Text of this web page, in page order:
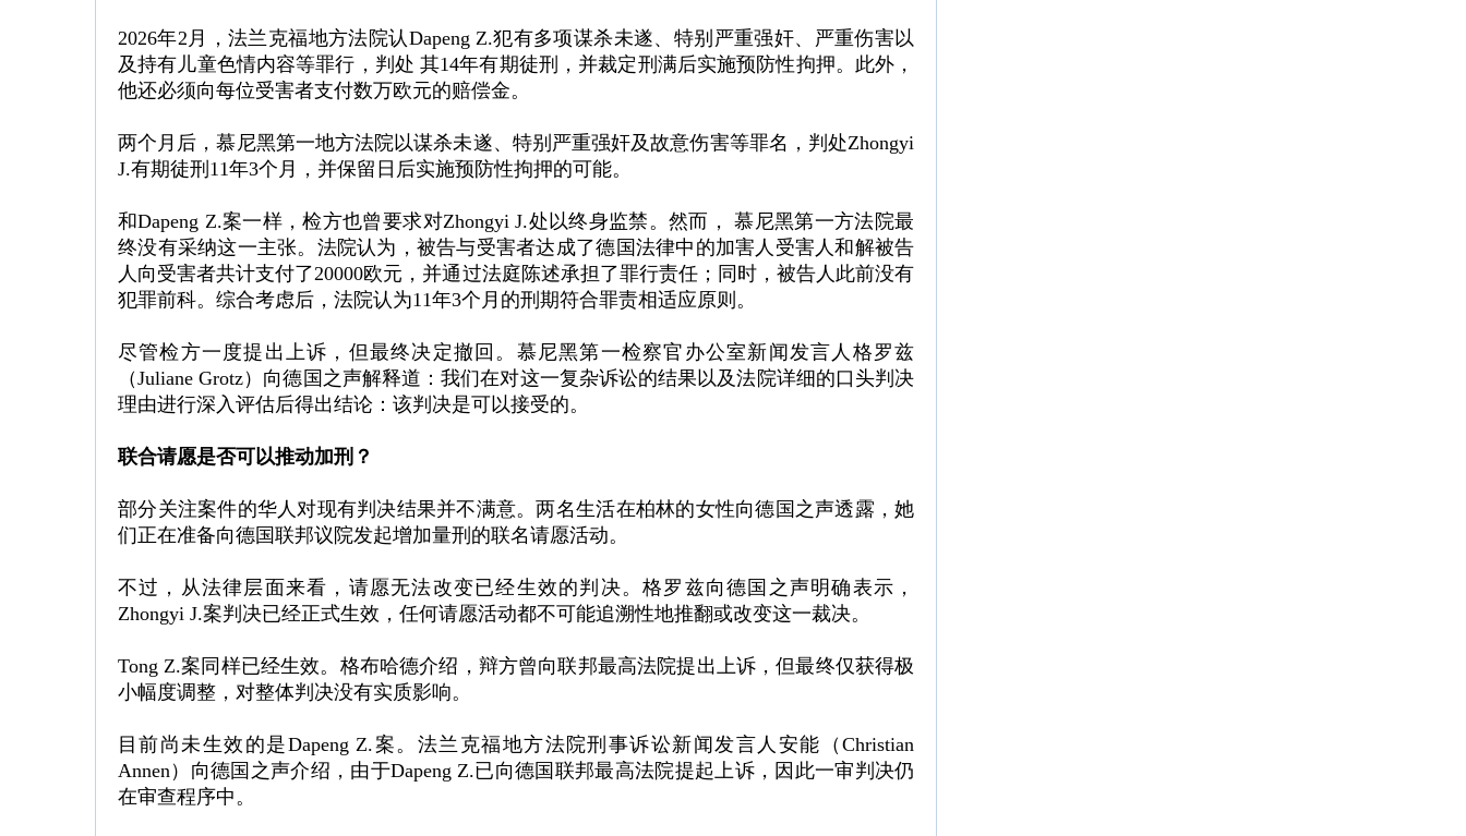
2026年2月，法兰克福地方法院认Dapeng Z.犯有多项谋杀未遂、特别严重强奸、严重伤害以
及持有儿童色情内容等罪行，判处 其14年有期徒刑，并裁定刑满后实施预防性拘押。此外，
他还必须向每位受害者支付数万欧元的赔偿金。
两个月后，慕尼黑第一地方法院以谋杀未遂、特别严重强奸及故意伤害等罪名，判处Zhongyi
J.有期徒刑11年3个月，并保留日后实施预防性拘押的可能。
和Dapeng Z.案一样，检方也曾要求对Zhongyi J.处以终身监禁。然而， 慕尼黑第一方法院最
终没有采纳这一主张。法院认为，被告与受害者达成了德国法律中的加害人受害人和解被告
人向受害者共计支付了20000欧元，并通过法庭陈述承担了罪行责任；同时，被告人此前没有
犯罪前科。综合考虑后，法院认为11年3个月的刑期符合罪责相适应原则。
尽管检方一度提出上诉，但最终决定撤回。慕尼黑第一检察官办公室新闻发言人格罗兹
（Juliane Grotz）向德国之声解释道：我们在对这一复杂诉讼的结果以及法院详细的口头判决
理由进行深入评估后得出结论：该判决是可以接受的。
联合请愿是否可以推动加刑？
部分关注案件的华人对现有判决结果并不满意。两名生活在柏林的女性向德国之声透露，她
们正在准备向德国联邦议院发起增加量刑的联名请愿活动。
不过，从法律层面来看，请愿无法改变已经生效的判决。格罗兹向德国之声明确表示，
Zhongyi J.案判决已经正式生效，任何请愿活动都不可能追溯性地推翻或改变这一裁决。
Tong Z.案同样已经生效。格布哈德介绍，辩方曾向联邦最高法院提出上诉，但最终仅获得极
小幅度调整，对整体判决没有实质影响。
目前尚未生效的是Dapeng Z.案。法兰克福地方法院刑事诉讼新闻发言人安能（Christian
Annen）向德国之声介绍，由于Dapeng Z.已向德国联邦最高法院提起上诉，因此一审判决仍
在审查程序中。